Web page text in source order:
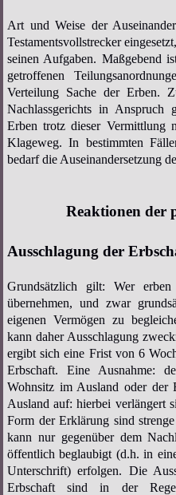
Art und Weise der
Testamentsvollstrecker
seinen Aufgaben. Maßgebend
getroffenen
Verteilung Sache der Erben.
Nachlassgerichts in Anspruch
Erben trotz dieser Vermittlung
Klageweg. In bestimmten
bedarf die Auseinandersetzung
Reaktionen der
Ausschlagung der
Grundsätzlich gilt: Wer
übernehmen, und zwar
eigenen Vermögen zu
kann daher Ausschlagung
ergibt sich eine Frist von 6
Erbschaft. Eine Ausnahme:
Wohnsitz im Ausland oder der
Ausland auf: hierbei verlängert
Form der Erklärung sind
kann nur gegenüber dem
öffentlich beglaubigt (d.h. in
Unterschrift) erfolgen. Die
Erbschaft sind in der